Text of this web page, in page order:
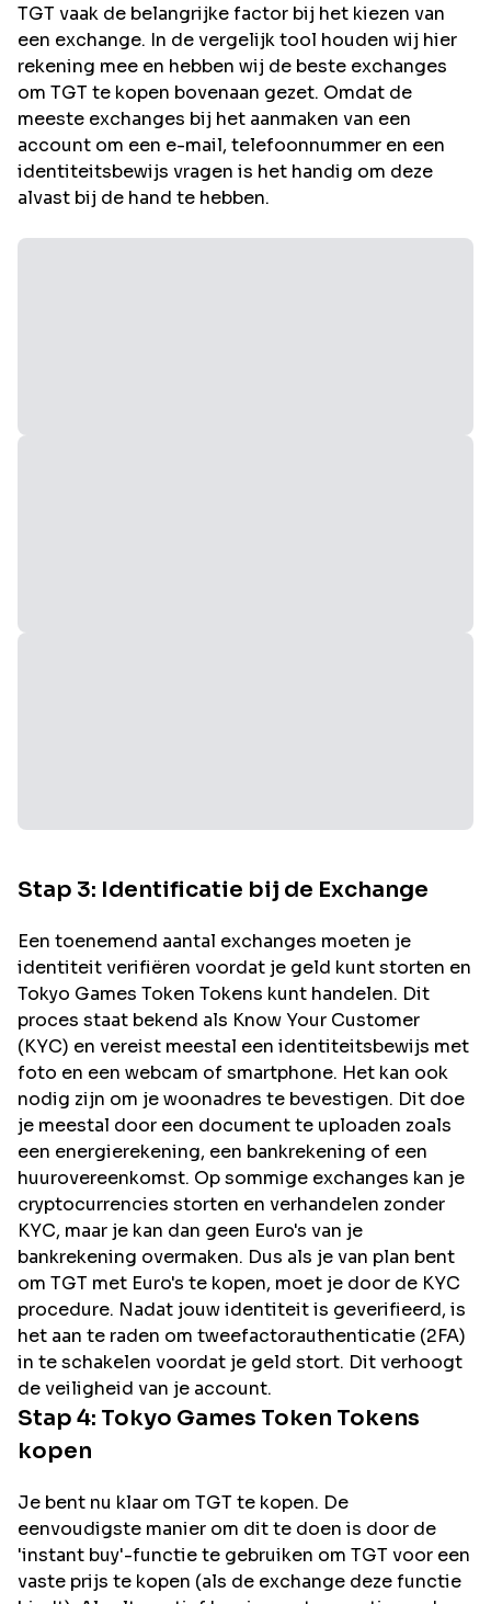
TGTvaak de belangrijke factor bij het kiezen van
een exchange. In de vergelijk tool houden wij hier
rekening mee en hebben wij de beste exchanges
om TGTte kopen bovenaan gezet. Omdat de
meeste exchanges bij het aanmaken van een
account om een e-mail, telefoonnummer en een
identiteitsbewijs vragen is het handig om deze
alvast bij de hand te hebben.
Stap 3: Identificatie bij de Exchange
Een toenemend aantal exchanges moeten je
identiteit verifiëren voordat je geld kunt storten en
Tokyo Games Token Tokens kunt handelen. Dit
proces staat bekend als Know Your Customer
(KYC) en vereist meestal een identiteitsbewijs met
foto en een webcam of smartphone. Het kan ook
nodig zijn om je woonadres te bevestigen. Dit doe
je meestal door een document te uploaden zoals
een energierekening, een bankrekening of een
huurovereenkomst. Op sommige exchanges kan je
cryptocurrencies storten en verhandelen zonder
KYC, maar je kan dan geen Euro's van je
bankrekening overmaken. Dus als je van plan bent
om TGT met Euro's te kopen, moet je door de KYC
procedure. Nadat jouw identiteit is geverifieerd, is
het aan te raden om tweefactorauthenticatie (2FA)
in te schakelen voordat je geld stort. Dit verhoogt
de veiligheid van je account.
Stap 4: Tokyo Games Token Tokens
kopen
Je bent nu klaar om TGT te kopen. De
eenvoudigste manier om dit te doen is door de
'instant buy'-functie te gebruiken om TGT voor een
vaste prijs te kopen (als de exchange deze functie